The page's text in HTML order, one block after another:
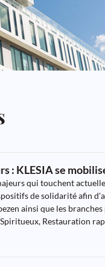
: KLESIA se
qui touchent
de solidarité afin
ainsi que les
Restauration